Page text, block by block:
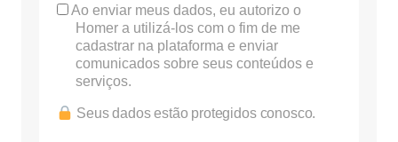
Ao enviar meus dados, eu autorizo o
Homer a utilizá-los com o fim de me
cadastrar na plataforma e enviar
comunicados sobre seus conteúdos e
serviços.
Seus dados estão protegidos conosco.